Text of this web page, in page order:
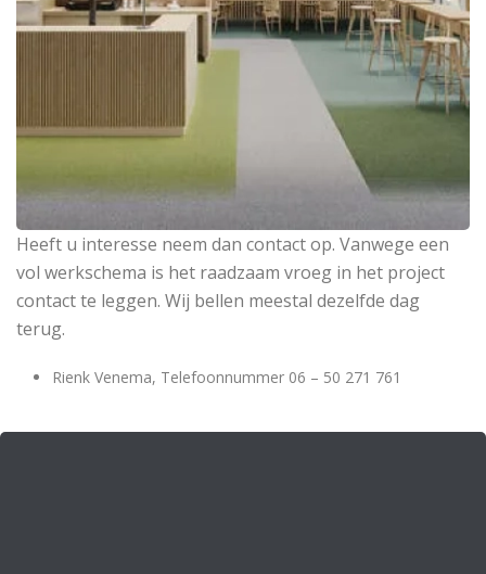
Heeft u interesse neem dan contact op. Vanwege een
vol werkschema is het raadzaam vroeg in het project
contact te leggen. Wij bellen meestal dezelfde dag
terug.
Rienk Venema, Telefoonnummer 06 – 50 271 761